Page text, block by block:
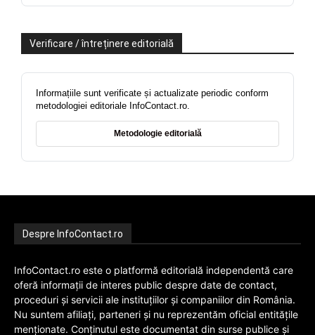
Verificare / întreținere editorială
Informațiile sunt verificate și actualizate periodic conform
metodologiei editoriale InfoContact.ro.
Metodologie editorială
Despre InfoContact.ro
InfoContact.ro este o platformă editorială independentă care
oferă informații de interes public despre date de contact,
proceduri și servicii ale instituțiilor și companiilor din România.
Nu suntem afiliați, parteneri și nu reprezentăm oficial entitățile
menționate. Conținutul este documentat din surse publice și